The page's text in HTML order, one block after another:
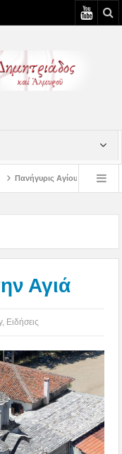
Μητροπολίτου Εδέσσης
Αγιά
, Ειδήσεις